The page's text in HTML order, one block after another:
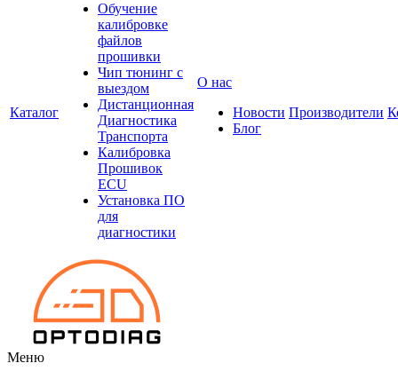
Каталог
Обучение
калибровке
файлов
прошивки
Чип тюнинг с
выездом
Дистанционная
Диагностика
Транспорта
Калибровка
Прошивок
ECU
Установка ПО
для
диагностики
О нас
Новости
Блог
Производители
Меню